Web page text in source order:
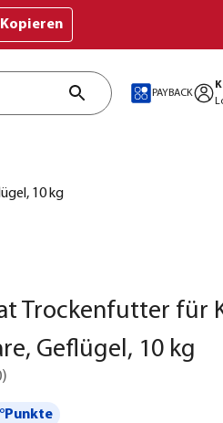
Kopieren
PAYBACK
10 kg
Trockenfutter für
Geflügel, 10 kg
)